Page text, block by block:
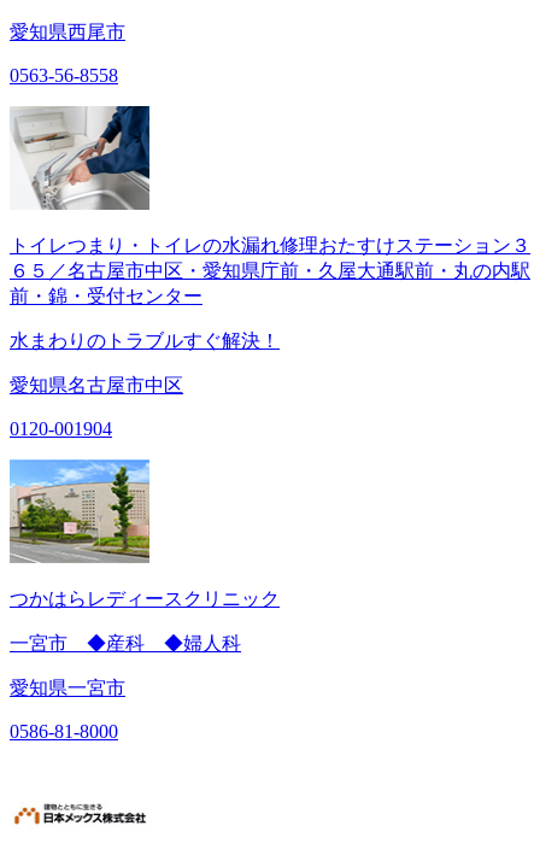
愛知県西尾市
0563-56-8558
トイレつまり・トイレの水漏れ修理おたすけステーション３
６５／名古屋市中区・愛知県庁前・久屋大通駅前・丸の内駅
前・錦・受付センター
水まわりのトラブルすぐ解決！
愛知県名古屋市中区
0120-001904
つかはらレディースクリニック
一宮市 ◆産科 ◆婦人科
愛知県一宮市
0586-81-8000